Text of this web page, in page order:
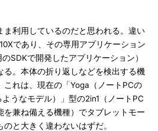
利用しているのだと思われる。違い
であり、その専用アプリケーション
SDKで開発したアプリケーション）
る。本体の折り返しなどを検出する機
これは、現在の「Yoga（ノートPCの
うなモデル）」型の2in1（ノートPC
を兼ね備える機種）でタブレットモー
と大きく違わないはずだ。